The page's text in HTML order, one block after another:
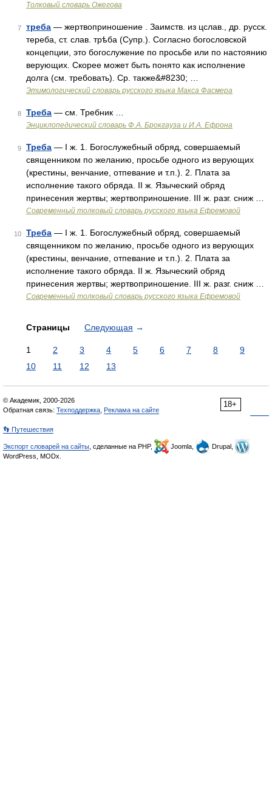
Толковый словарь Ожегова
7 треба — жертвоприношение . Заимств. из цслав., др. русск.
тереба, ст. слав. трѣба (Супр.). Согласно богословской
концепции, это богослужение по просьбе или по настоянию
верующих. Скорее может быть понято как исполнение
долга (см. требовать). Ср. также&#8230; …
Этимологический словарь русского языка Макса Фасмера
8 Треба — см. Требник …
Энциклопедический словарь Ф.А. Брокгауза и И.А. Ефрона
9 Треба — I ж. 1. Богослужебный обряд, совершаемый
священником по желанию, просьбе одного из верующих
(крестины, венчание, отпевание и т.п.). 2. Плата за
исполнение такого обряда. II ж. Языческий обряд
принесения жертвы; жертвоприношение. III ж. разг. сниж …
Современный толковый словарь русского языка Ефремовой
10 Треба — I ж. 1. Богослужебный обряд, совершаемый
священником по желанию, просьбе одного из верующих
(крестины, венчание, отпевание и т.п.). 2. Плата за
исполнение такого обряда. II ж. Языческий обряд
принесения жертвы; жертвоприношение. III ж. разг. сниж …
Современный толковый словарь русского языка Ефремовой
Страницы Следующая →
1 2 3 4 5 6 7 8
9
10
11 12 13
18+
© Академик, 2000-2026
Обратная связь: Техподдержка Реклама на сайте
👣 Путешествия
Экспорт словарей на сайты , сделанные на PHP, Joomla,
Drupal,
WordPress, MODx.